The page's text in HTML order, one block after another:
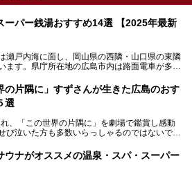
ーパー銭湯おすすめ14選 【2025年最新
瀬戸内海に面し、岡山県の西隣・山口県の東隣
ます。県庁所在地の広島市内は路面電車が多数
爆ドームの2つの世界文化遺産があり、年間を
観光客が訪れます。工業都市として栄えた呉市
尾道市など、ゆっくり訪れたい町や観光スポッ
ファンが多い広島風お好み焼きなどのグルメも
します。
の片隅に」すずさんが生きた広島のおす
選
、「この世界の片隅に」を劇場で鑑賞し感動
び泣いた方も多数いらっしゃるのではないでし
シマを生きた主人公すずさんの笑顔が、今もど
づけていることをふと思い浮かべます。
舞台となった広島県呉市を中心に、広島のおす
ウナがオススメの温泉・スパ・スーパー